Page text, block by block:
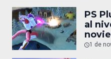
PS
al
1 de